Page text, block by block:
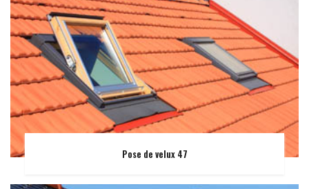
Pose de velux 47